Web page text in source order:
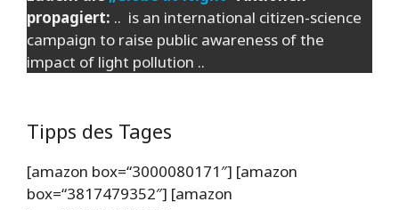
propagiert: .. is an international citizen-science
campaign to raise public awareness of the
impact of light pollution ..
Tipps des Tages
[amazon box=“3000080171″] [amazon
box=“3817479352″] [amazon